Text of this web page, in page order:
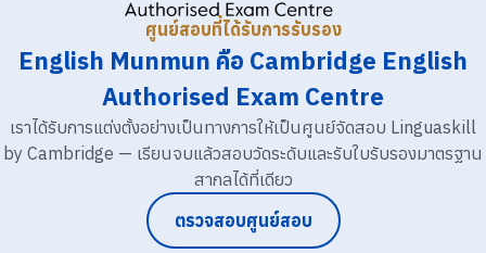
ศูนย์สอบที่ได้รับการรับรอง
English Munmun คือ Cambridge English
Authorised Exam Centre
เราได้รับการแต่งตั้งอย่างเป็นทางการให้เป็นศูนย์จัดสอบ Linguaskill
by Cambridge — เรียนจบแล้วสอบวัดระดับและรับใบรับรองมาตรฐาน
สากลได้ที่เดียว
ตรวจสอบศูนย์สอบ